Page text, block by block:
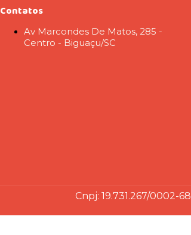
Contatos
Av Marcondes De Matos, 285 -
Centro - Biguaçu/SC
Cnpj: 19.731.267/0002-68